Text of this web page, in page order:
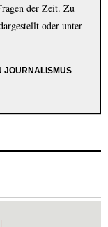
der Zeit. Zu
oder unter
JOURNALISMUS